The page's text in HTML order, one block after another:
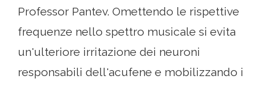
Professor Pantev. Omettendo le rispettive
frequenze nello spettro musicale si evita
un'ulteriore irritazione dei neuroni
responsabili dell'acufene e mobilizzando i